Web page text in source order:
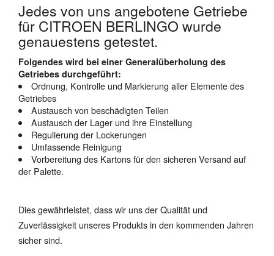
Jedes von uns angebotene Getriebe
für CITROEN BERLINGO wurde
genauestens getestet.
Folgendes wird bei einer Generalüberholung des
Getriebes durchgeführt:
Ordnung, Kontrolle und Markierung aller Elemente des
Getriebes
Austausch von beschädigten Teilen
Austausch der Lager und ihre Einstellung
Regulierung der Lockerungen
Umfassende Reinigung
Vorbereitung des Kartons für den sicheren Versand auf
der Palette.
Dies gewährleistet, dass wir uns der Qualität und
Zuverlässigkeit unseres Produkts in den kommenden Jahren
sicher sind.